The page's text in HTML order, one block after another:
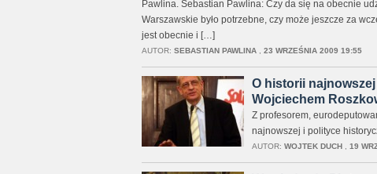
Pawlina. Sebastian Pawlina: Czy da się na obecnie
Warszawskie było potrzebne, czy może jeszcze za
jest obecnie i […]
AUTOR: SEBASTIAN PAWLINA, 23 WRZEŚNIA 2009 19:55
O historii
Wojciechem
Z profesorem,
najnowszej i polityce
AUTOR: WOJTEK DUCH, 19